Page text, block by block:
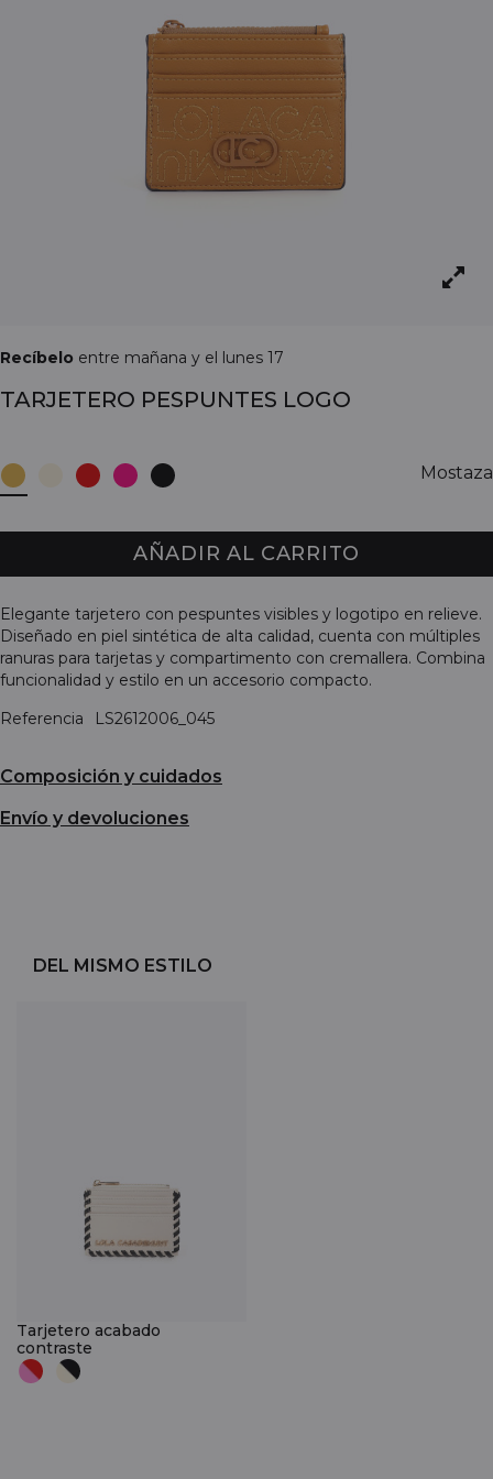
Recíbelo entre mañana y el lunes 17
TARJETERO PESPUNTES LOGO
Mostaza
AÑADIR AL CARRITO
Elegante tarjetero con pespuntes visibles y logotipo en relieve.
Diseñado en piel sintética de alta calidad, cuenta con múltiples
ranuras para tarjetas y compartimento con cremallera. Combina
funcionalidad y estilo en un accesorio compacto.
Referencia
LS2612006_045
Composición y cuidados
Envío y devoluciones
DEL MISMO ESTILO
Tarjetero acabado
contraste